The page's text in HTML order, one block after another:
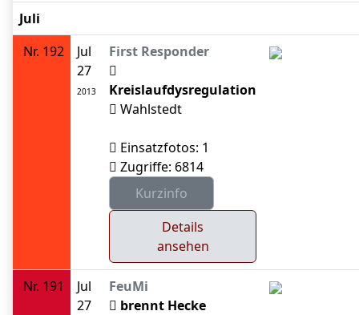
Juli
Nr. 192
Jul
27
2013
First Responder
Kreislaufdysregulation
Wahlstedt
Einsatzfotos: 1
Zugriffe: 6814
Details
ansehen
Nr. 191
Jul
27
FeuMi
brennt Hecke